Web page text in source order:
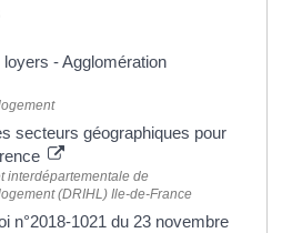
- Agglomération
secteurs géographiques pour
interdépartementale de
(DRIHL) Ile-de-France
n°2018-1021 du 23 novembre